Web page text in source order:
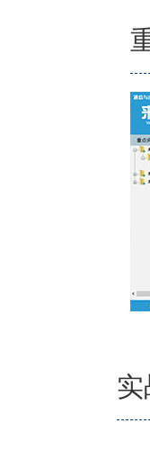
实